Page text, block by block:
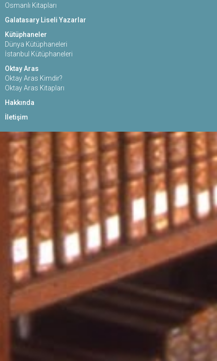
Osmanlı Kitapları
Galatasary Liseli Yazarlar
Kütüphaneler
Dünya Kütüphaneleri
İstanbul Kütüphaneleri
Oktay Aras
Oktay Aras Kimdir?
Oktay Aras Kitapları
Hakkında
İletişim